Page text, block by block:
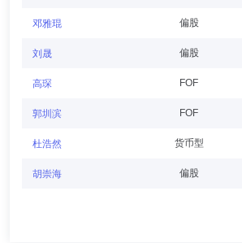
王新宇 学历：硕士
王新宇先生：EMBA。历任吉林省机械进
经理、吉林分公司总经理、零售业务部总
李艳 学历：硕士
邓雅琨 偏股
刘晟 偏股
高琛 FOF
郭圳滨 FOF
杜浩然 货币型
胡崇海 偏股